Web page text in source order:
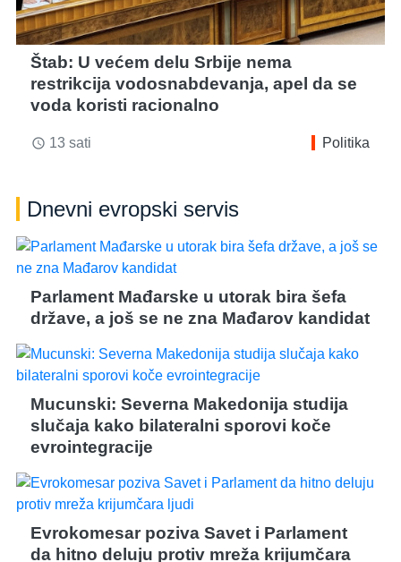
Štab: U većem delu Srbije nema
restrikcija vodosnabdevanja, apel da se
voda koristi racionalno
access_time 13 sati Politika
Dnevni evropski servis
Parlament Mađarske u utorak bira šefa
države, a još se ne zna Mađarov kandidat
Mucunski: Severna Makedonija studija
slučaja kako bilateralni sporovi koče
evrointegracije
Evrokomesar poziva Savet i Parlament
da hitno deluju protiv mreža krijumčara